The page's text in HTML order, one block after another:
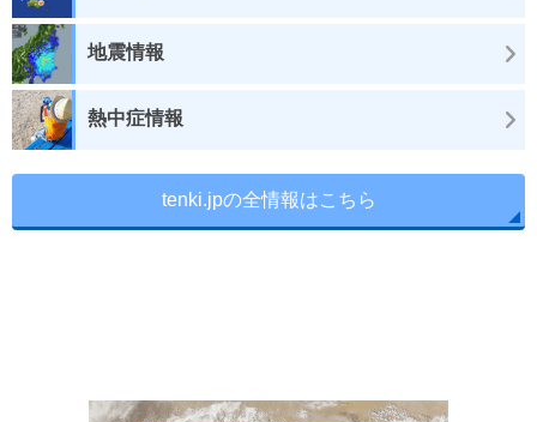
地震情報
熱中症情報
tenki.jpの全情報はこちら